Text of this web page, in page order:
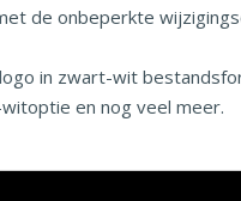
de onbeperkte
in zwart-wit
en nog veel meer.